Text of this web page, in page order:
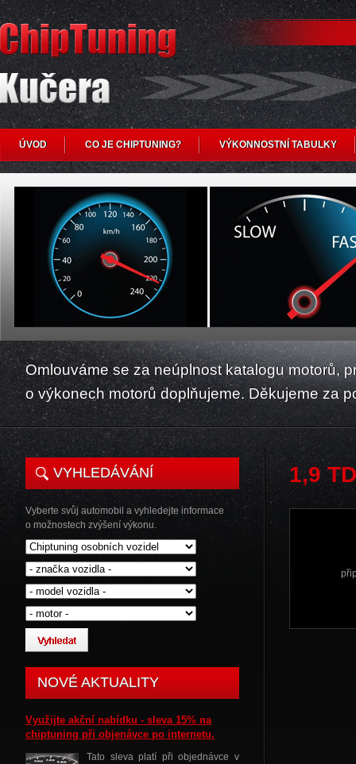
ÚVOD CO JE CHIPTUNING? VÝKONNOSTNÍ TABULKY
Omlouváme se za neúplnost katalogu motorů,
o výkonech motorů doplňujeme. Děkujeme za
VYHLEDÁVÁNÍ
Vyberte svůj automobil a vyhledejte informace
o možnostech zvýšení výkonu.
NOVÉ AKTUALITY
Využijte akční nabídku - sleva 15% na
chiptuning při objenávce po internetu.
Tato sleva platí při objednávce v
1,9